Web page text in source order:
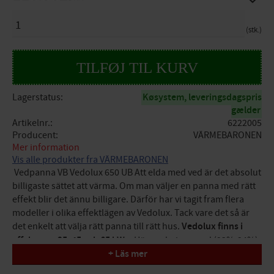
stk.
Lagerstatus
Køsystem, leveringsdagspris
gælder
Artikelnr.
6222005
Producent
VÄRMEBARONEN
Mer information
Vis alle produkter fra VÄRMEBARONEN
Vedpanna VB Vedolux 650 UB Att elda med ved är det absolut
billigaste sättet att värma. Om man väljer en panna med rätt
effekt blir det ännu billigare. Därför har vi tagit fram flera
modeller i olika effektlägen av Vedolux. Tack vare det så är
det enkelt att välja rätt panna till rätt hus. Vedolux finns i
effekterna 35, 45 och 65 kW . • Hög verkningsgrad (93%-94%)
och miljövärden i toppklass, CO 130mg/m³. • Mycket enkel
skötsel gör det enkelt att bibehålla den höga
+ Läs mer